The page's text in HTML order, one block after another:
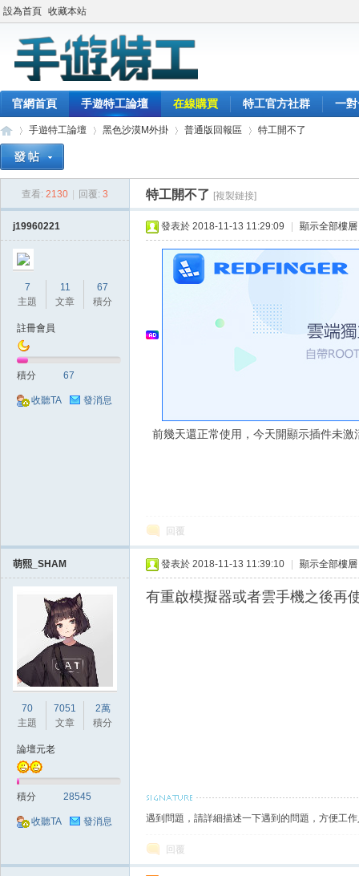
設為首頁 收藏本站
官網首頁 手遊特工論壇 在線購買 特工官方社群 一
手遊特工論壇
›
黑色沙漠M外掛
›
普通版回報區
›
特工開不了
查看: 2130 回覆: 3 特工開不了 [複製鏈接]
j19960221
7
主題
11
文章
67
積分
註冊會員
積分 67
收聽TA 發消息
發表於 2018-11-13 11:29:09 顯示全部樓層
前幾天還正常使用，今天開顯示插件未激
回覆
萌熙_SHAM
70
主題
7051
文章
2萬
積分
論壇元老
積分 28545
收聽TA 發消息
發表於 2018-11-13 11:39:10 顯示全部樓層
有重啟模擬器或者雲手機之後再
遇到問題，請詳細描述一下遇到的問題，方便工
回覆